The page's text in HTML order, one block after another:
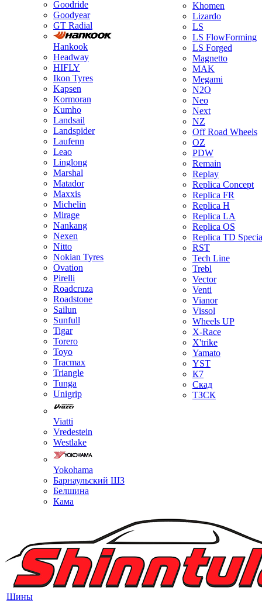
Goodride
Goodyear
GT Radial
Hankook
Headway
HIFLY
Ikon Tyres
Kapsen
Kormoran
Kumho
Landsail
Landspider
Laufenn
Leao
Linglong
Marshal
Matador
Maxxis
Michelin
Mirage
Nankang
Nexen
Nitto
Nokian Tyres
Ovation
Pirelli
Roadcruza
Roadstone
Sailun
Sunfull
Tigar
Torero
Toyo
Tracmax
Triangle
Tunga
Unigrip
Viatti
Vredestein
Westlake
Yokohama
Барнаульский ШЗ
Белшина
Кама
Khomen
Lizardo
LS
LS FlowForming
LS Forged
Magnetto
MAK
Megami
N2O
Neo
Next
NZ
Off Road Wheels
OZ
PDW
Remain
Replay
Replica Concept
Replica FR
Replica H
Replica LA
Replica OS
Replica TD
RST
Tech Line
Trebl
Vector
Venti
Vianor
Vissol
Wheels UP
X-Race
X'trike
Yamato
YST
К7
Скад
ТЗСК
Шины